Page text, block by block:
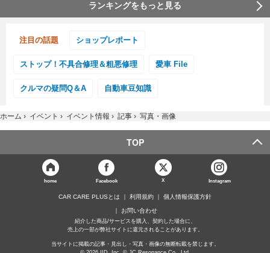
ランキングをもっと見る
注目の話題 ショップレポート
ストップ！不具合修理＆粗悪修理 愛車 File
クルマの疑問Q＆A 自動車豆知識
ホーム › イベント › イベント情報 › 記事 › 写真・画像
TOP
home Facebook X Instagram
CAR CARE PLUSとは 利用規約 個人情報保護方針
お問い合わせ
紹介した商品/サービスを購入、契約した場合に、
売上の一部が弊社サイトに還元されることがあります。
当サイトに掲載の記事・見出し・写真・画像の無断転載を禁じます。